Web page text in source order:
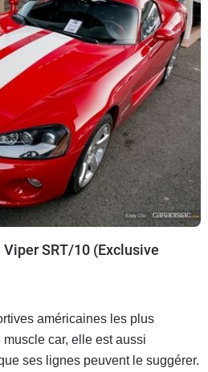
SRT/10 (Exclusive
américaines les plus
car, elle est aussi
ses lignes peuvent le suggérer.